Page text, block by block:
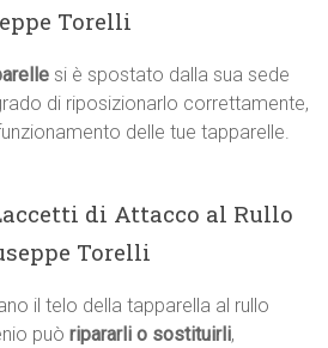
Torelli
si è spostato dalla sua sede
di riposizionarlo correttamente,
delle tue tapparelle.
di Attacco al Rullo
Torelli
il telo della tapparella al rullo
puòripararli o sostituirli,